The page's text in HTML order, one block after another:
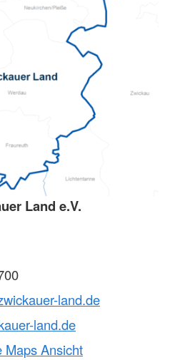
Land e.V.
land.de
land.de
Maps Ansicht